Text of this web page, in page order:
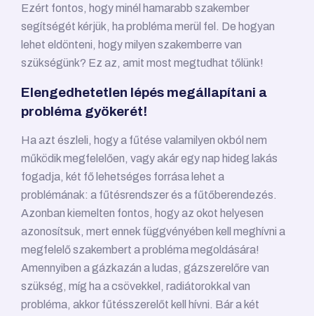
Ezért fontos, hogy minél hamarabb szakember
segítségét kérjük, ha probléma merül fel. De hogyan
lehet eldönteni, hogy milyen szakemberre van
szükségünk? Ez az, amit most megtudhat tőlünk!
Elengedhetetlen lépés megállapítani a
probléma gyökerét!
Ha azt észleli, hogy a fűtése valamilyen okból nem
működik megfelelően, vagy akár egy nap hideg lakás
fogadja, két fő lehetséges forrása lehet a
problémának: a fűtésrendszer és a fűtőberendezés.
Azonban kiemelten fontos, hogy az okot helyesen
azonosítsuk, mert ennek függvényében kell meghívni a
megfelelő szakembert a probléma megoldására!
Amennyiben a gázkazán a ludas, gázszerelőre van
szükség, míg ha a csövekkel, radiátorokkal van
probléma, akkor fűtésszerelőt kell hívni. Bár a két